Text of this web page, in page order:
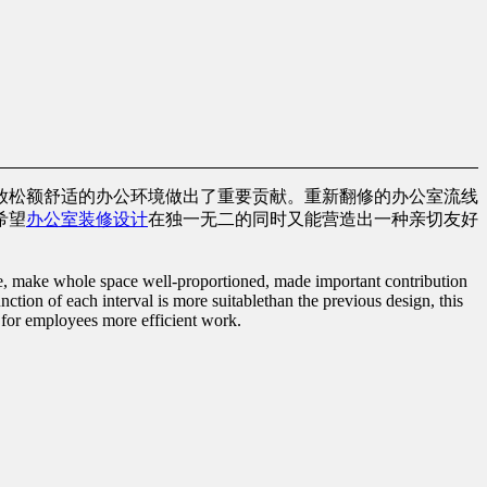
额舒适的办公环境做出了重要贡献。重新翻修的办公室流线
望办公室装修设计在独一无二的同时又能营造出一种亲切友好
make whole space well-proportioned, made important contribution
of each interval is more suitablethan the previous design, this
employees more efficient work.